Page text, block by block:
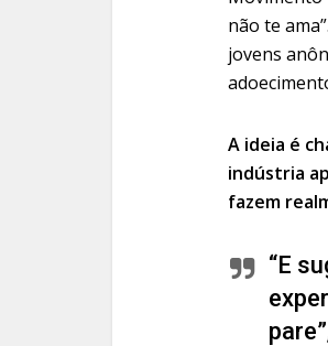
não te
jovens
A ideia é
indústria
fazem
“E